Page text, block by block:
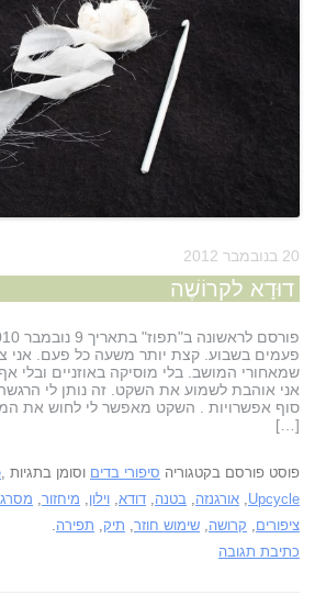
20 בנובמבר 2012
דוּדָא לקרוֹשֶׁה
פעמים בשבוע. קצת יותר משעה כל פעם. אני
שמאחורי המושב. בלי מוסיקה באוזניים ובלי
אני אוהבת לשמוע את השקט. זה נותן לי
סוף אפשרויות . השקט מאפשר לי לחוש את
[…]
פוסט פורסם בקטגוריה סיפורי בדים וסומן בתגיות ,
Upcycle
, אורגנזה, בטנה, דודא, וילון, מיחזור,
ציפורים, קרושה, שימוש חוזר, תיק, תפירה.
כתיבת תגובה